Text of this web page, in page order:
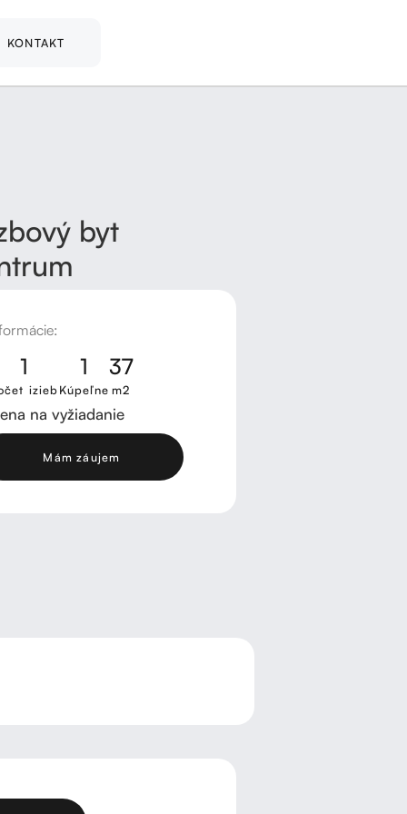
KONTAKT
byt
1
izieb
1
Kúpeľne
37
m2
na vyžiadanie
Mám záujem